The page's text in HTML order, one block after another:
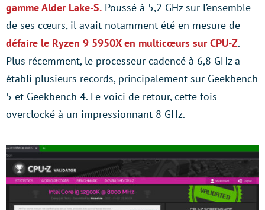
gamme Alder Lake-S. Poussé à 5,2 GHz sur l’ensemble
de ses cœurs, il avait notamment été en mesure de
défaire le Ryzen 9 5950X en multicœurs sur CPU-Z.
Plus récemment, le processeur cadencé à 6,8 GHz a
établi plusieurs records, principalement sur Geekbench
5 et Geekbench 4. Le voici de retour, cette fois
overclocké à un impressionnant 8 GHz.